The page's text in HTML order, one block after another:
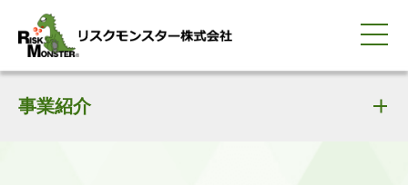
サービス紹介
選ばれる理由
知る・学ぶ
導入事例
企業情報
採用情報
IR情報
お問い合わせ
0120-259-440
事業紹介